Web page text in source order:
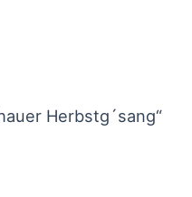
Herbstg´sang“